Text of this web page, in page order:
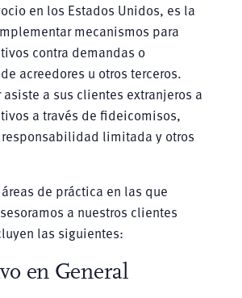
en los Estados Unidos, es la
mecanismos para
contra demandas o
acreedores u otros terceros.
asiste a sus clientes extranjeros a
a través de fideicomisos,
limitada y otros
de práctica en las que
a nuestros clientes
las siguientes:
en General